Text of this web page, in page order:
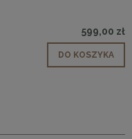
599,00 zł
DO KOSZYKA